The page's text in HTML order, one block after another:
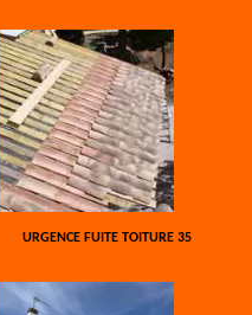
URGENCE FUITE TOITURE 35